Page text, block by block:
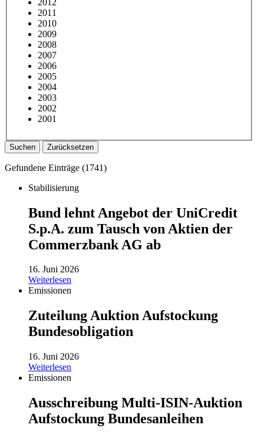
2011
2010
2009
2008
2007
2006
2005
2004
2003
2002
2001
Suchen Zurücksetzen
Gefundene Einträge (1741)
Stabilisierung
Bund lehnt Angebot der UniCredit
S.p.A. zum Tausch von Aktien der
Commerzbank AG ab
16. Juni 2026
Weiterlesen
Emissionen
Zuteilung Auktion Aufstockung
Bundesobligation
16. Juni 2026
Weiterlesen
Emissionen
Ausschreibung Multi-ISIN-Auktion
Aufstockung Bundesanleihen